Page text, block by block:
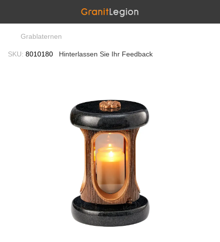
Grablaternen
SKU: 8010180 Hinterlassen Sie Ihr Feedback